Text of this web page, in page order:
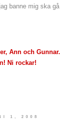
banne mig ska gå
Ann och Gunnar.
Ni rockar!
1, 2008